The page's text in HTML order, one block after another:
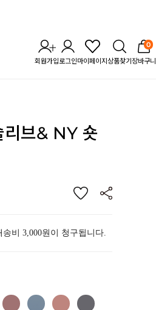
회원가입로그인마이페이지 상품찾기
0
장바구니
브& NY 숏
비 3,000원이 청구됩니다.